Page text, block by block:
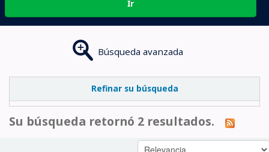
Ir
Búsqueda avanzada
Refinar su búsqueda
Su búsqueda retornó 2 resultados.